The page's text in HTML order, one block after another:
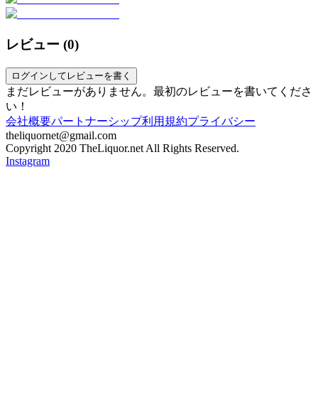
レビュー (0)
ログインしてレビューを書く
まだレビューがありません。最初のレビューを書いてくださ
い！
会社概要パートナーシップ利用規約プライバシー
theliquornet@gmail.com
Copyright 2020 TheLiquor.net All Rights Reserved.
Instagram